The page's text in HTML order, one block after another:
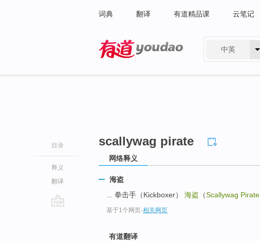
词典 翻译 有道精品课 云笔记
中英
目录
释义
翻译
scallywag pirate
网络释义
海盗
... 拳击手（Kickboxer） 海盗 （Scallywag Pirate
基于1个网页-相关网页
有道翻译